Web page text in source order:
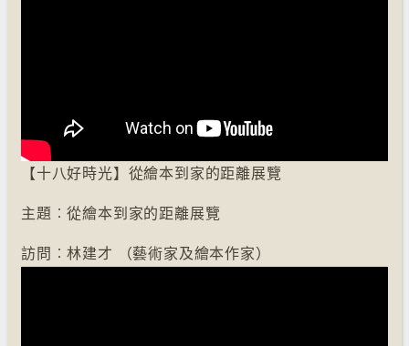
【十八好時光】從繪本到家的距離展覽
主題︰從繪本到家的距離展覽
訪問︰林建才 （藝術家及繪本作家）